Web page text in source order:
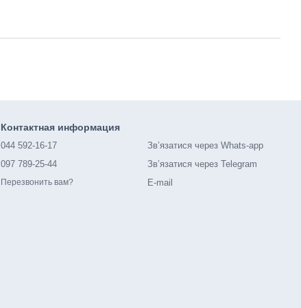
Контактная информация
044 592-16-17
097 789-25-44
Перезвонить вам?
Зв’язатися через Whats-app
Зв’язатися через Telegram
E-mail